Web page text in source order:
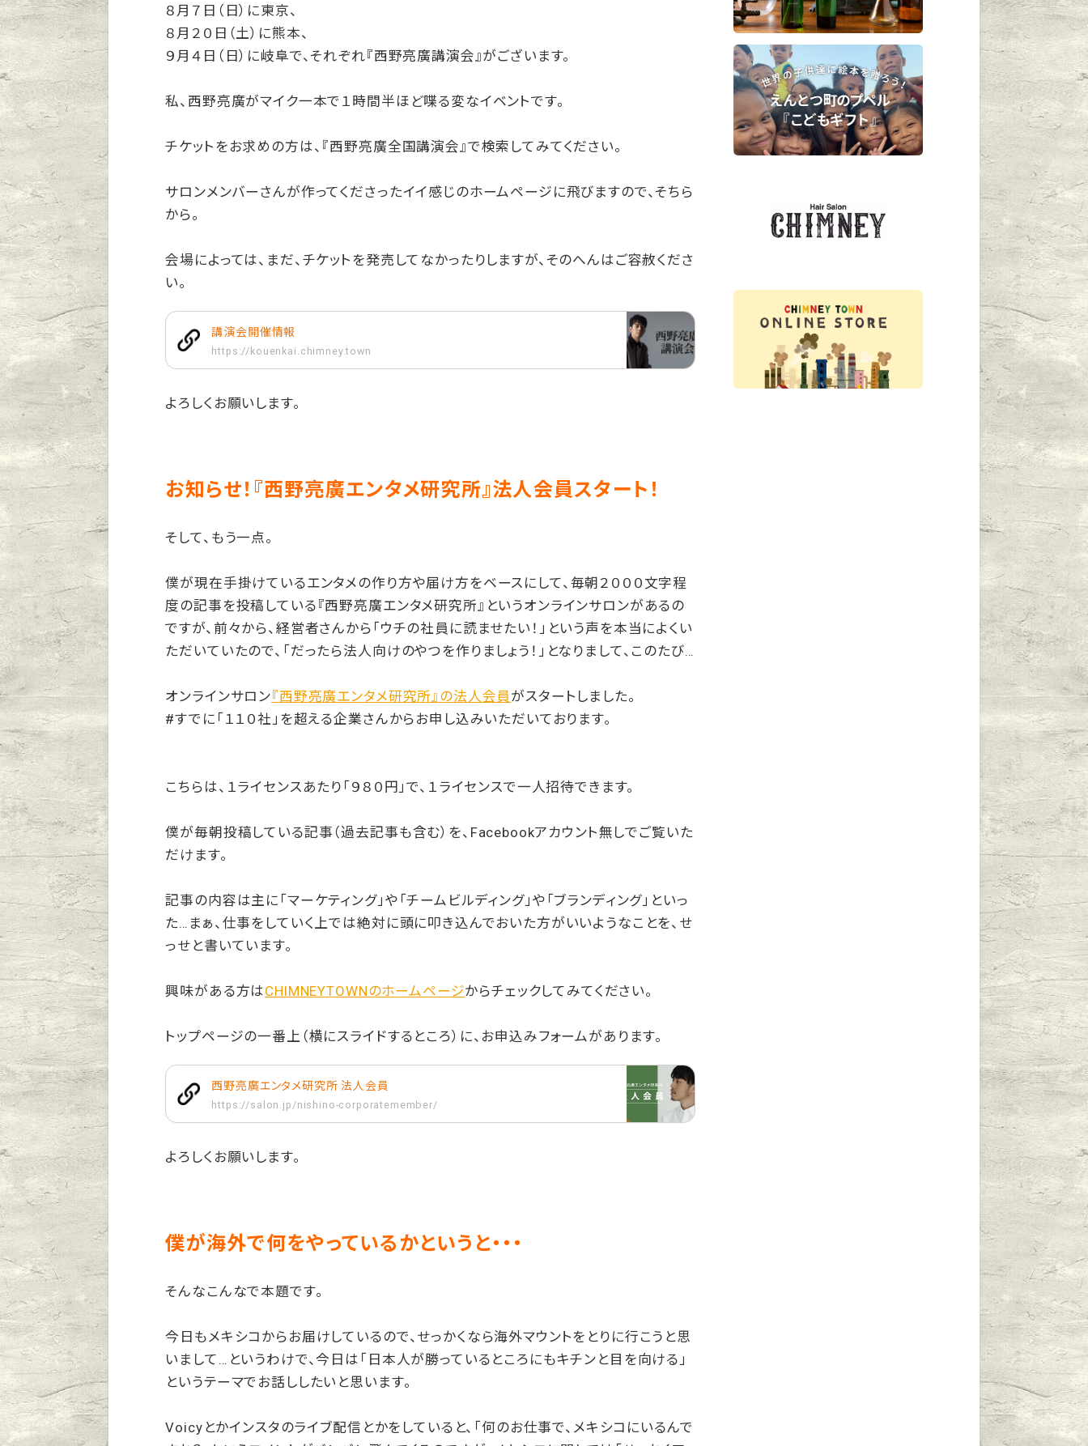
８月７日（日）に東京、
８月２０日（土）に熊本、
９月４日（日）に岐阜で、それぞれ『西野亮廣講演会』がございます。
私、西野亮廣がマイク一本で１時間半ほど喋る変なイベントです。
チケットをお求めの方は、『西野亮廣全国講演会』で検索してみてください。
サロンメンバーさんが作ってくださったイイ感じのホームページに飛びますので、そちら
から。
会場によっては、まだ、チケットを発売してなかったりしますが、そのへんはご容赦くださ
い。
講演会開催情報
https://kouenkai.chimney.town
よろしくお願いします。
お知らせ！『西野亮廣エンタメ研究所』法人会員スタート！
そして、もう一点。
僕が現在手掛けているエンタメの作り方や届け方をベースにして、毎朝２０００文字程
度の記事を投稿している『西野亮廣エンタメ研究所』というオンラインサロンがあるの
ですが、前々から、経営者さんから「ウチの社員に読ませたい！」という声を本当によくい
ただいていたので、「だったら法人向けのやつを作りましょう！」となりまして、このたび…
オンラインサロン『西野亮廣エンタメ研究所』の法人会員 がスタートしました。
#すでに「１１０社」を超える企業さんからお申し込みいただいております。
こちらは、１ライセンスあたり「９８０円」で、１ライセンスで一人招待できます。
僕が毎朝投稿している記事（過去記事も含む）を、Facebookアカウント無しでご覧いた
だけます。
記事の内容は主に「マーケティング」や「チームビルディング」や「ブランディング」といっ
た…まぁ、仕事をしていく上では絶対に頭に叩き込んでおいた方がいいようなことを、せ
っせと書いています。
興味がある方はCHIMNEYTOWNのホームページからチェックしてみてください。
トップページの一番上（横にスライドするところ）に、お申込みフォームがあります。
西野亮廣エンタメ研究所 法人会員
https://salon.jp/nishino-corporatemember/
よろしくお願いします。
僕が海外で何をやっているかというと・・・
そんなこんなで本題です。
今日もメキシコからお届けしているので、せっかくなら海外マウントをとりに行こうと思
いまして…というわけで、今日は「日本人が勝っているところにもキチンと目を向ける」
というテーマでお話ししたいと思います。
Voicyとかインスタのライブ配信とかをしていると、「何のお仕事で、メキシコにいるんで